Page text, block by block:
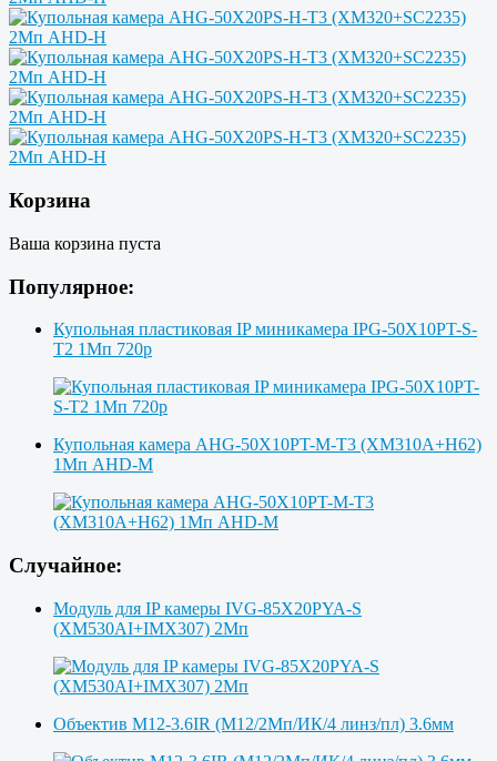
Корзина
Ваша корзина пуста
Популярное:
Купольная пластиковая IP миникамера IPG-50X10PT-S-
T2 1Мп 720p
Купольная камера AHG-50X10PT-M-T3 (XM310A+H62)
1Мп AHD-M
Случайное:
Модуль для IP камеры IVG-85X20PYA-S
(XM530AI+IMX307) 2Мп
Объектив M12-3.6IR (M12/2Мп/ИК/4 линз/пл) 3.6мм